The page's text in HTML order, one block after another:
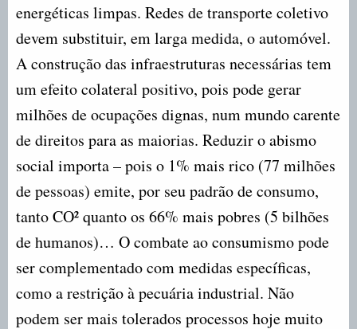
energéticas limpas. Redes de transporte coletivo
devem substituir, em larga medida, o automóvel.
A construção das infraestruturas necessárias tem
um efeito colateral positivo, pois pode gerar
milhões de ocupações dignas, num mundo carente
de direitos para as maiorias. Reduzir o abismo
social importa – pois o 1% mais rico (77 milhões
de pessoas) emite, por seu padrão de consumo,
tanto CO² quanto os 66% mais pobres (5 bilhões
de humanos)… O combate ao consumismo pode
ser complementado com medidas específicas,
como a restrição à pecuária industrial. Não
podem ser mais tolerados processos hoje muito